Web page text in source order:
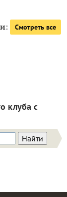
: Смотреть все
клуба с